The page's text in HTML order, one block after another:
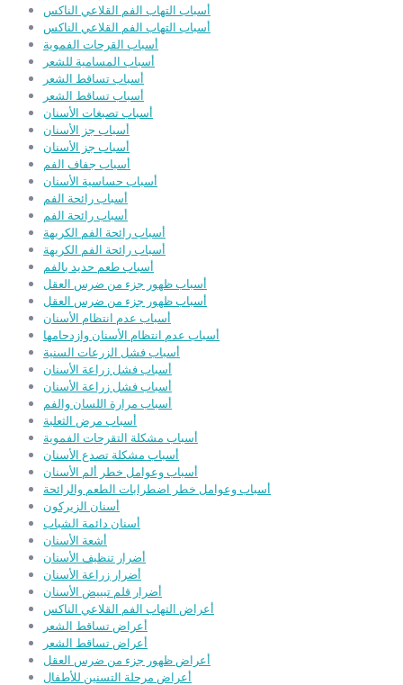
أسباب التهاب الفم القلاعي الناكس
أسباب التهاب الفم القلاعي الناكس
أسباب القرحات الفموية
أسباب المسامية للشعر
أسباب تساقط الشعر
أسباب تساقط الشعر
أسباب تصبغات الأسنان
أسباب جز الأسنان
أسباب جز الأسنان
أسباب جفاف الفم
أسباب حساسية الأسنان
أسباب رائحة الفم
أسباب رائحة الفم
أسباب رائحة الفم الكريهة
أسباب رائحة الفم الكريهة
أسباب طعم حديد بالفم
أسباب ظهور جزء من ضرس العقل
أسباب ظهور جزء من ضرس العقل
أسباب عدم انتظام الأسنان
أسباب عدم انتظام الأسنان وازدحامها
أسباب فشل الزرعات السنية
أسباب فشل زراعة الأسنان
أسباب فشل زراعة الأسنان
أسباب مرارة اللسان والفم
أسباب مرض الثعلبة
أسباب مشكلة التقرحات الفموية
أسباب مشكلة تصدع الأسنان
أسباب وعوامل خطر ألم الأسنان
أسباب وعوامل خطر اضطرابات الطعم والرائحة
أسنان الزيركون
أسنان دائمة الشباب
أشعة الأسنان
أضرار تنظيف الأسنان
أضرار زراعة الأسنان
أضرار قلم تبييض الأسنان
أعراض التهاب الفم القلاعي الناكس
أعراض تساقط الشعر
أعراض تساقط الشعر
أعراض ظهور جزء من ضرس العقل
أعراض مرحلة التسنين للأطفال